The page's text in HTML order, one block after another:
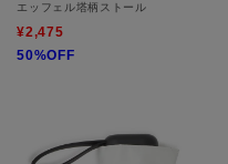
エッフェル塔柄ストール
¥2,475
50%OFF